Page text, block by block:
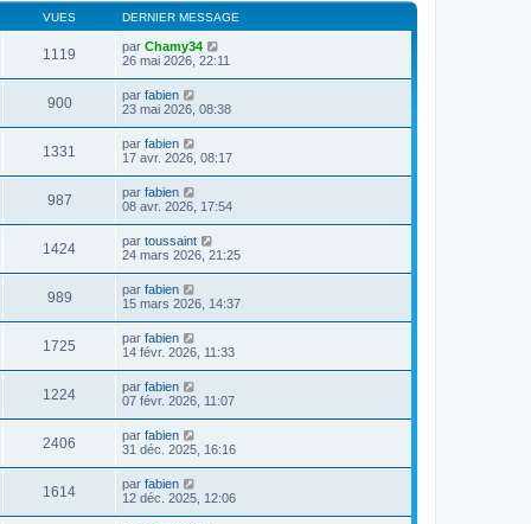
VUES DERNIER MESSAGE
1119 par Chamy34
26 mai 2026, 22:11
900 par fabien
23 mai 2026, 08:38
1331 par fabien
17 avr. 2026, 08:17
987 par fabien
08 avr. 2026, 17:54
1424 par toussaint
24 mars 2026, 21:25
989 par fabien
15 mars 2026, 14:37
1725 par fabien
14 févr. 2026, 11:33
1224 par fabien
07 févr. 2026, 11:07
2406 par fabien
31 déc. 2025, 16:16
1614 par fabien
12 déc. 2025, 12:06